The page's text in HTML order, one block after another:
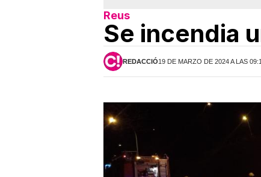
Reus
Se incendia
REDACCIÓ19 DE MARZO DE 2024 A LAS